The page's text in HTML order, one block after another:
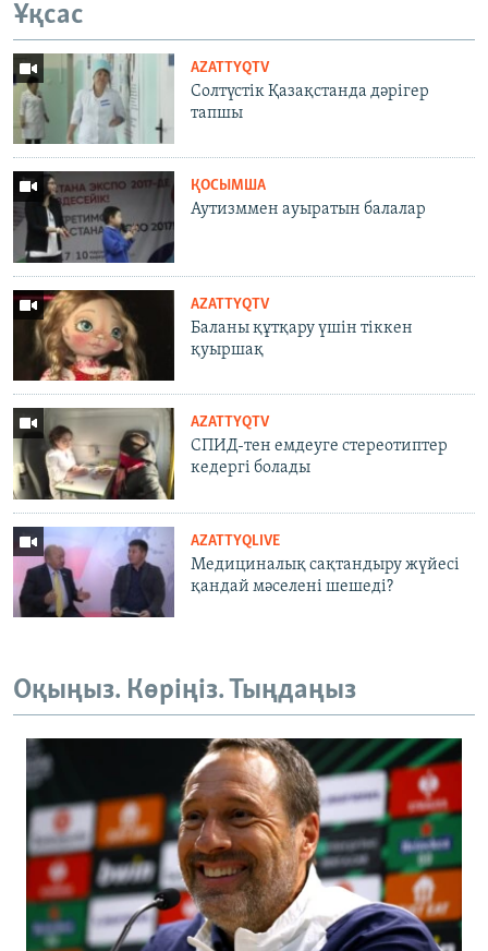
Ұқсас
AZATTYQTV
Солтүстік Қазақстанда дәрігер
тапшы
ҚОСЫМША
Аутизммен ауыратын балалар
AZATTYQTV
Баланы құтқару үшін тіккен
қуыршақ
AZATTYQTV
СПИД-тен емдеуге стереотиптер
кедергі болады
AZATTYQLIVE
Медициналық сақтандыру жүйесі
қандай мәселені шешеді?
Оқыңыз. Көріңіз. Тыңдаңыз